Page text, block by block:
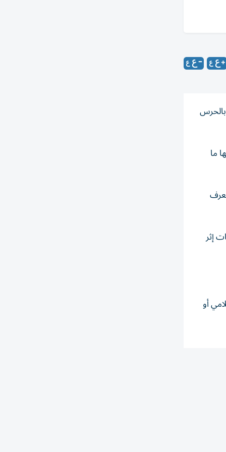
ما
إثر
أو